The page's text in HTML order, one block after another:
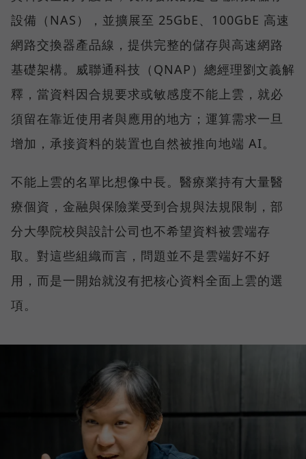
設備（NAS），並擴展至 25GbE、100GbE 高速
網路交換器產品線，提供完整的儲存與高速網路
基礎架構。威聯通科技（QNAP）總經理劉文義解
釋，當資料因合規要求或敏感度不能上雲，就必
須留在靠近使用者與應用的地方；運算需求一旦
增加，承接資料的裝置也自然被推向地端 AI。
不能上雲的名單比想像中長。醫療業持有大量醫
療個資，金融與保險業受到合規與法規限制，部
分大學院校與設計公司也不希望資料被雲端存
取。對這些組織而言，問題並不是雲端好不好
用，而是一開始就沒有把核心資料全面上雲的選
項。